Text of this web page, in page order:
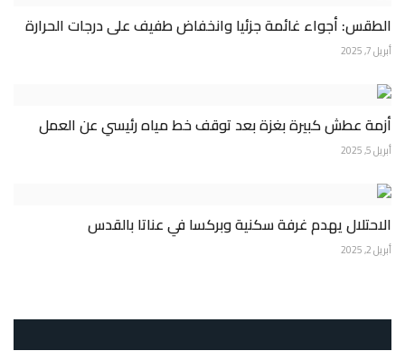
الطقس: أجواء غائمة جزئيا وانخفاض طفيف على درجات الحرارة
أبريل 7, 2025
أزمة عطش كبيرة بغزة بعد توقف خط مياه رئيسي عن العمل
أبريل 5, 2025
الاحتلال يهدم غرفة سكنية وبركسا في عناتا بالقدس
أبريل 2, 2025